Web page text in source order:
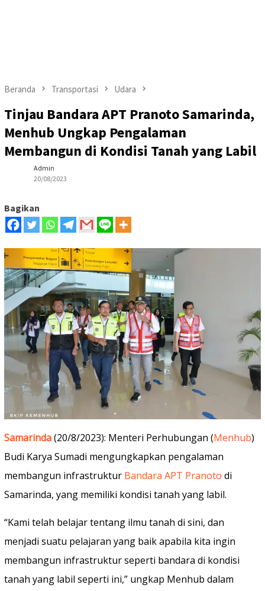
Beranda Transportasi Udara
Tinjau Bandara APT Pranoto Samarinda,
Menhub Ungkap Pengalaman
Membangun di Kondisi Tanah yang Labil
Admin
20/08/2023
Bagikan
Samarinda(20/8/2023): Menteri Perhubungan (Menhub)
Budi Karya Sumadi mengungkapkan pengalaman
membangun infrastruktur Bandara APT Pranoto di
Samarinda, yang memiliki kondisi tanah yang labil.
“Kami telah belajar tentang ilmu tanah di sini, dan
menjadi suatu pelajaran yang baik apabila kita ingin
membangun infrastruktur seperti bandara di kondisi
tanah yang labil seperti ini,” ungkap Menhub dalam